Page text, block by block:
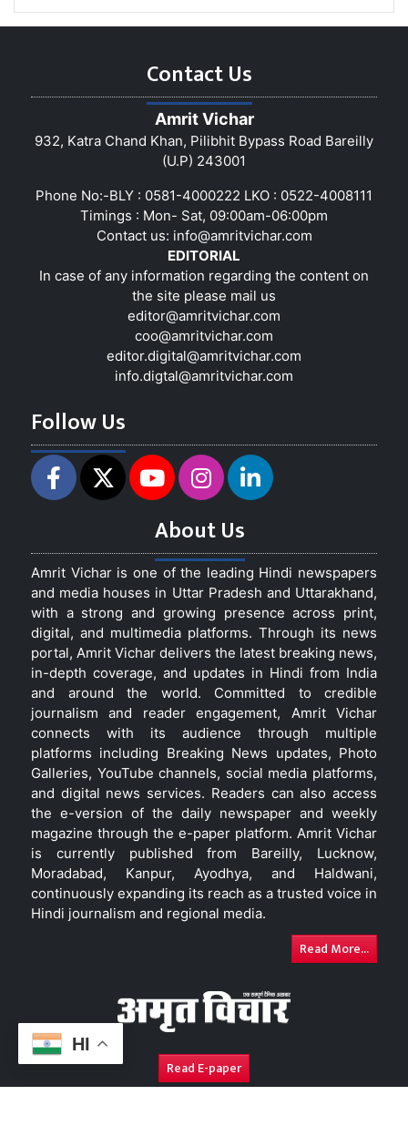
HI
Contact Us
Amrit Vichar
932, Katra Chand Khan, Pilibhit Bypass Road Bareilly
(U.P) 243001
Phone No:-BLY : 0581-4000222 LKO : 0522-4008111
Timings : Mon- Sat, 09:00am-06:00pm
Contact us: info@amritvichar.com
EDITORIAL
In case of any information regarding the content on
the site please mail us
editor@amritvichar.com
coo@amritvichar.com
editor.digital@amritvichar.com
info.digtal@amritvichar.com
Follow Us
About Us
Amrit Vichar is one of the leading Hindi newspapers
and media houses in Uttar Pradesh and Uttarakhand,
with a strong and growing presence across print,
digital, and multimedia platforms. Through its news
portal, Amrit Vichar delivers the latest breaking news,
in-depth coverage, and updates in Hindi from India
and around the world. Committed to credible
journalism and reader engagement, Amrit Vichar
connects with its audience through multiple
platforms including Breaking News updates, Photo
Galleries, YouTube channels, social media platforms,
and digital news services. Readers can also access
the e-version of the daily newspaper and weekly
magazine through the e-paper platform. Amrit Vichar
is currently published from Bareilly, Lucknow,
Moradabad, Kanpur, Ayodhya, and Haldwani,
continuously expanding its reach as a trusted voice in
Hindi journalism and regional media.
Read More...
Read E-paper